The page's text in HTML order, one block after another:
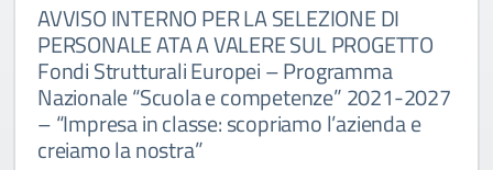
AVVISO INTERNO PER LA SELEZIONE DI
PERSONALE ATA A VALERE SUL PROGETTO
Fondi Strutturali Europei – Programma
Nazionale “Scuola e competenze” 2021-2027
– “Impresa in classe: scopriamo l’azienda e
creiamo la nostra”